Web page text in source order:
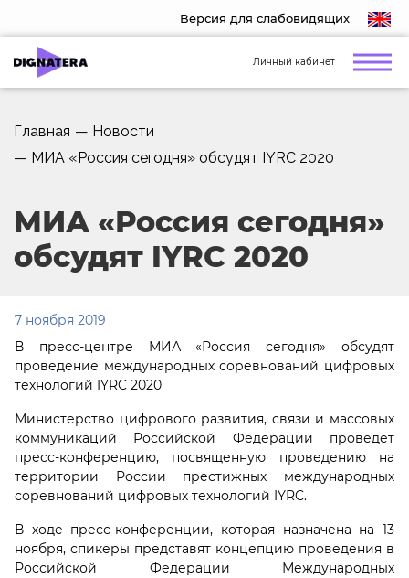
Версия для слабовидящих
Личный кабинет
Главная — Новости
— МИА «Россия сегодня» обсудят IYRC 2020
МИА «Россия сегодня»
обсудят IYRC 2020
7 ноября 2019
В пресс-центре МИА «Россия сегодня» обсудят
проведение международных соревнований цифровых
технологий IYRC 2020
Министерство цифрового развития, связи и массовых
коммуникаций Российской Федерации проведет
пресс-конференцию, посвященную проведению на
территории России престижных международных
соревнований цифровых технологий IYRC.
В ходе пресс-конференции, которая назначена на 13
ноября, спикеры представят концепцию проведения в
Российской Федерации Международных